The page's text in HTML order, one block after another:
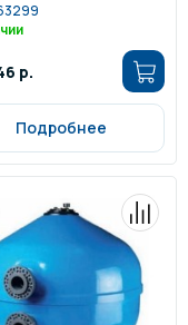
р.
Подробнее